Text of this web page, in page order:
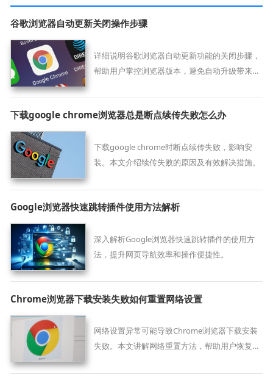
谷歌浏览器自动更新关闭操作步骤
详细说明谷歌浏览器自动更新功能的关闭步骤，
帮助用户掌控浏览器版本，避免自动升级带来的
下载google chrome浏览器总是断点续传失败怎么办
下载google chrome时断点续传失败，影响安
装。本文介绍续传失败的原因及有效解决措施。
Google浏览器快速跳转插件使用方法解析
深入解析Google浏览器快速跳转插件的使用方
法，提升网页导航效率和操作便捷性。
Chrome浏览器下载安装失败如何重置网络设置
网络设置异常可能导致Chrome浏览器下载安装
失败。本文讲解网络重置方法，帮助用户恢复正